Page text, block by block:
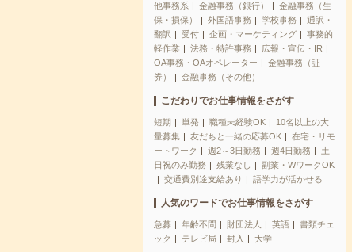
他事務系
金融事務（銀行）
金融事務（生
保・損保）
外国語事務 学校事務
通訳・
翻訳
受付 企画・マーケティング
事務的
軽作業
法務・特許事務
広報・宣伝・IR
OA事務・OAオペレーター
金融事務（証
券）
金融事務（その他）
こだわりでお仕事情報をさがす
短期 単発 職種未経験OK
10名以上の大
量募集
友だちと一緒の応募OK
在宅・リモ
ートワーク
週2～3日勤務 週4日勤務
土
日祝のみ勤務
残業なし
副業・WワークOK
交通費別途支給あり
語学力が活かせる
人気のワードでお仕事情報をさがす
急募 年齢不問 財団法人 英語
書類チェ
ック
テレビ局 封入 大学